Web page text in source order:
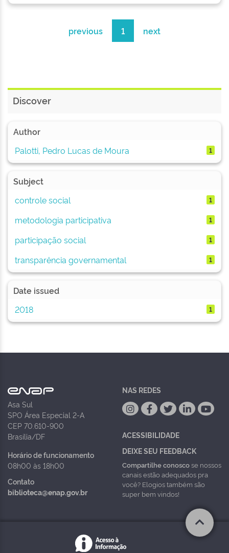
previous 1 next
Discover
Author
Palotti, Pedro Lucas de Moura
1
Subject
controle social
1
metodologia participativa 1
participação social 1
transparência governamental 1
Date issued
2018
1
Asa Sul
SPO Área Especial 2-A
CEP 70.610-900
Brasília/DF
Horário de funcionamento
08h00 às 18h00
Contato
biblioteca@enap.gov.br
NAS REDES
ACESSIBILIDADE
DEIXE SEU FEEDBACK
Compartilhe conoscose nossos
canais estão adequados pra
você? Elogios também são
super bem vindos!